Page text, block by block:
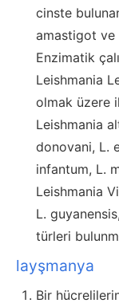
cinste
amastigot ve
Enzimatik
Leishmania
olmak üzere
Leishmania
donovani, L.
infantum, L.
Leishmania
L.
türleri
layşmanya
Bir